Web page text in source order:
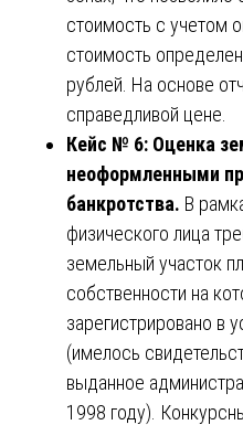
стоимость с учетом
стоимость
рублей. На основе
справедливой цене.
Кейс № 6: Оценка
неоформленными
банкротства. В
физического лица
земельный участок
собственности на
зарегистрировано в
(имелось
выданное
1998 году).